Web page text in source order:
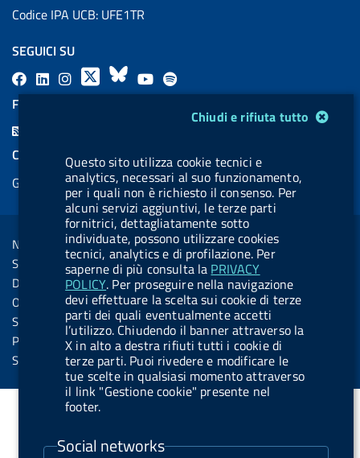
Chiudi e rifiuta tutto
Questo sito utilizza cookie tecnici e
analytics, necessari al suo funzionamento,
per i quali non è richiesto il consenso. Per
alcuni servizi aggiuntivi, le terze parti
fornitrici, dettagliatamente sotto
individuate, possono utilizzare cookies
tecnici, analytics e di profilazione. Per
saperne di più consulta la PRIVACY
POLICY. Per proseguire nella navigazione
devi effettuare la scelta sui cookie di terze
parti dei quali eventualmente accetti
l’utilizzo. Chiudendo il banner attraverso la
X in alto a destra rifiuti tutti i cookie di
terze parti. Puoi rivedere e modificare le
tue scelte in qualsiasi momento attraverso
il link "Gestione cookie" presente nel
footer.
Social networks
Codice IPA UCB: UFE1TR
SEGUICI SU
F
a
L
i
a
l
.
b
u
t
t
o
n
.
i
n
s
a
X
B
l
s
k
y
Y
o
u
b
e
l
a
l
.
b
u
t
t
o
n
.
s
p
o
i
FEED RSS
COOKIES
Gestione cookie
Sezione Link Utili
Note legali
Social Media Policy
Dichiarazione di accessibilità
Obiettivi di accessibilità
Statistiche sito
Privacy
Servizi Online